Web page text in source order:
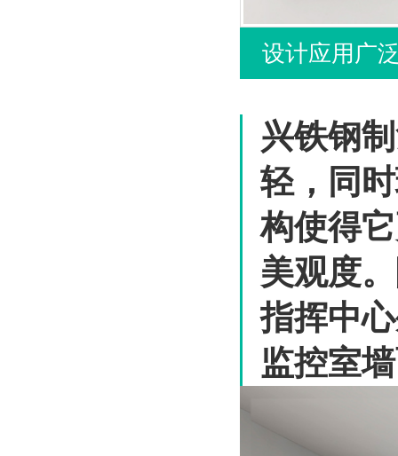
设计应用广
兴铁钢
轻，同
构使得
美观度
指挥中
监控室